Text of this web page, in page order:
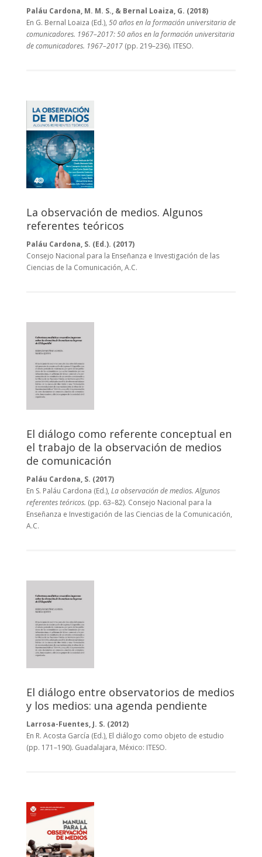
Paláu Cardona, M. M. S., & Bernal Loaiza, G. (2018)
En G. Bernal Loaiza (Ed.), 50 años en la formación universitaria de
comunicadores. 1967–2017: 50 años en la formación universitaria
de comunicadores. 1967–2017(pp. 219–236). ITESO.
La observación de medios. Algunos
referentes teóricos
Paláu Cardona, S. (Ed.). (2017)
Consejo Nacional para la Enseñanza e Investigación de las
Ciencias de la Comunicación, A.C.
El diálogo como referente conceptual en
el trabajo de la observación de medios
de comunicación
Paláu Cardona, S. (2017)
En S. Paláu Cardona (Ed.), La observación de medios. Algunos
referentes teóricos. (pp. 63–82). Consejo Nacional para la
Enseñanza e Investigación de las Ciencias de la Comunicación,
A.C.
El diálogo entre observatorios de medios
y los medios: una agenda pendiente
Larrosa-Fuentes, J. S. (2012)
En R. Acosta García (Ed.), El diálogo como objeto de estudio
(pp. 171–190). Guadalajara, México: ITESO.